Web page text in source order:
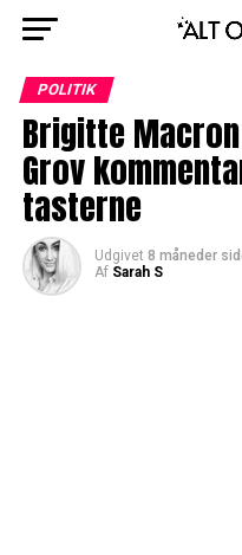
POLITIK
Brigitte
Grov
tasterne
Udgivet 8 måneder
Af Sarah S